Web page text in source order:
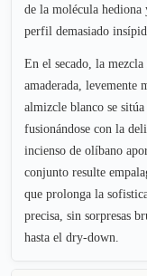
de la molécula hediona
perfil demasiado
En el secado, la
amaderada, levemente
almizcle blanco se
fusionándose con la
incienso de olíbano
conjunto resulte
que prolonga la
precisa, sin sorpresas
hasta el dry-down.